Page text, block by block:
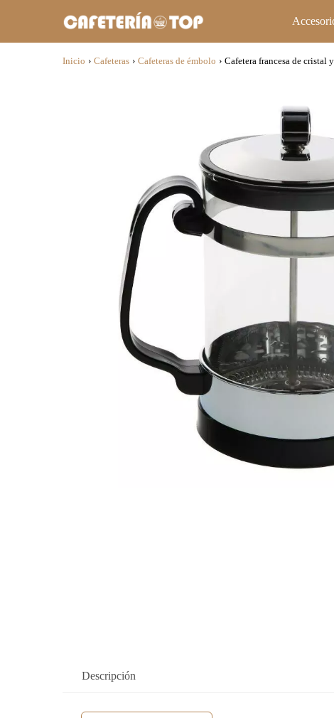
Inicio › Cafeteras › Cafeteras de émbolo › Cafetera francesa de cristal
Descripción